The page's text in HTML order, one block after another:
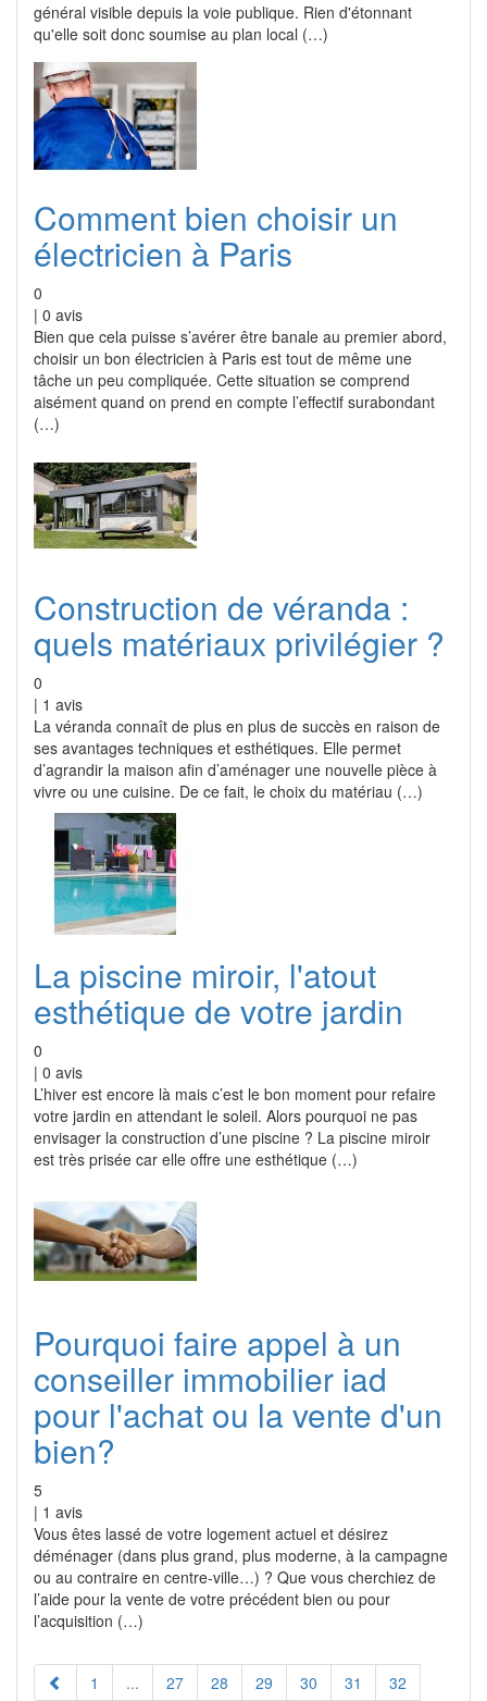
général visible depuis la voie publique. Rien d'étonnant
qu'elle soit donc soumise au plan local (…)
Comment bien choisir un
électricien à Paris
0
| 0 avis
Bien que cela puisse s’avérer être banale au premier abord,
choisir un bon électricien à Paris est tout de même une
tâche un peu compliquée. Cette situation se comprend
aisément quand on prend en compte l’effectif surabondant
(…)
Construction de véranda :
quels matériaux privilégier ?
0
| 1 avis
La véranda connaît de plus en plus de succès en raison de
ses avantages techniques et esthétiques. Elle permet
d’agrandir la maison afin d’aménager une nouvelle pièce à
vivre ou une cuisine. De ce fait, le choix du matériau (…)
La piscine miroir, l'atout
esthétique de votre jardin
0
| 0 avis
L’hiver est encore là mais c’est le bon moment pour refaire
votre jardin en attendant le soleil. Alors pourquoi ne pas
envisager la construction d’une piscine ? La piscine miroir
est très prisée car elle offre une esthétique (…)
Pourquoi faire appel à un
conseiller immobilier iad
pour l'achat ou la vente d'un
bien?
5
| 1 avis
Vous êtes lassé de votre logement actuel et désirez
déménager (dans plus grand, plus moderne, à la campagne
ou au contraire en centre-ville…) ? Que vous cherchiez de
l’aide pour la vente de votre précédent bien ou pour
l’acquisition (…)
1 ... 27 28 29 30 31
32